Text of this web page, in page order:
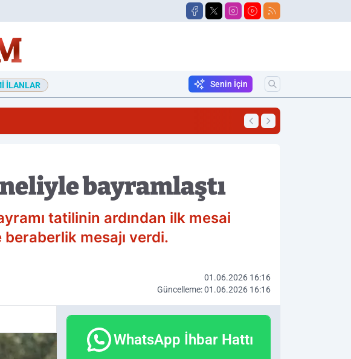
İLANLAR Senin İçin
23:06 Cipte Korkutan
bayramlaştı
tatilinin ardından ilk mesai
mesajı verdi.
01.06.2026 16:16
Güncelleme: 01.06.2026 16:16
WhatsApp İhbar Hattı